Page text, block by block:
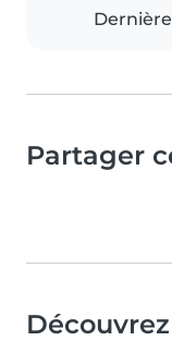
Partager